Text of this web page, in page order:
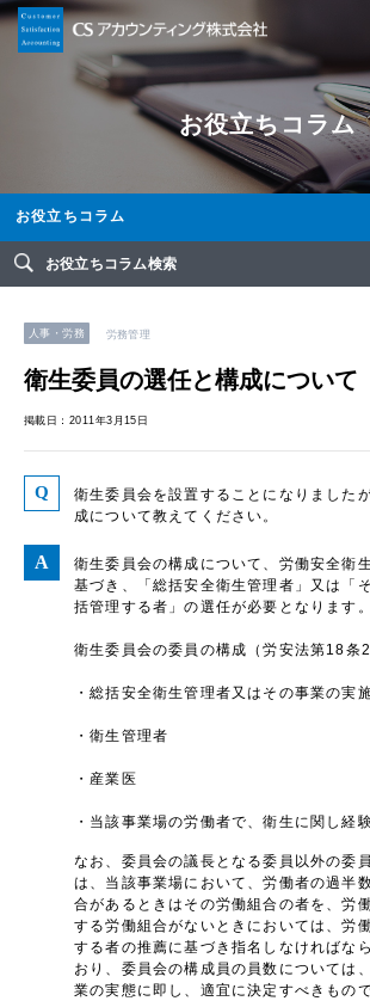
お役立ちコラム
お役立ちコラム
お役立ちコラム検索
人事・労務 労務管理
衛生委員の選任と構成について
掲載日：2011年3月15日
衛生委員会を設置することになりました
成について教えてください。
衛生委員会の構成について、労働安全衛
基づき、「総括安全衛生管理者」又は「
括管理する者」の選任が必要となります。
衛生委員会の委員の構成（労安法第18条2
・総括安全衛生管理者又はその事業の実
・衛生管理者
・産業医
・当該事業場の労働者で、衛生に関し経
なお、委員会の議長となる委員以外の委
は、当該事業場において、労働者の過半
合があるときはその労働組合の者を、労
する労働組合がないときにおいては、労
する者の推薦に基づき指名しなければな
おり、委員会の構成員の員数については
業の実態に即し、適宜に決定すべきもの